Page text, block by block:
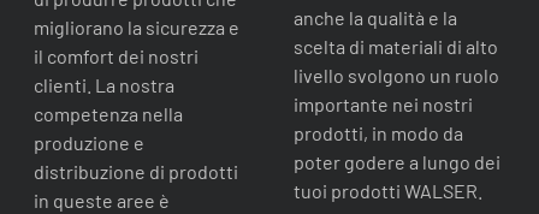
migliorano la sicurezza e
il comfort dei nostri
clienti. La nostra
competenza nella
produzione e
distribuzione di prodotti
in queste aree è
anche la qualità e la
scelta di materiali di alto
livello svolgono un ruolo
importante nei nostri
prodotti, in modo da
poter godere a lungo dei
tuoi prodotti WALSER.